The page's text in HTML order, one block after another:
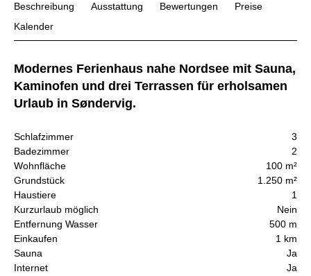
Beschreibung Ausstattung Bewertungen
Preise
Kalender
Modernes Ferienhaus nahe Nordsee mit Sauna,
Kaminofen und drei Terrassen für erholsamen
Urlaub in Søndervig.
Schlafzimmer
3
Badezimmer
2
Wohnfläche
100 m²
Grundstück
1.250 m²
Haustiere
1
Kurzurlaub möglich
Nein
Entfernung Wasser
500 m
Einkaufen
1 km
Sauna
Ja
Internet
Ja